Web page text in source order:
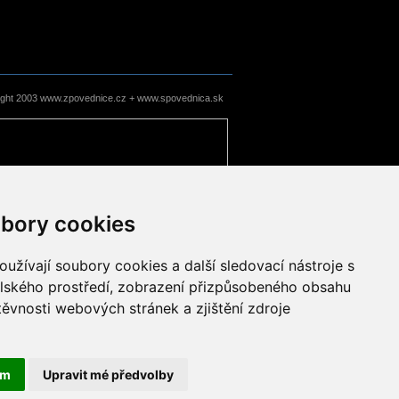
cookies
soubory cookies a další sledovací nástroje s
prostředí, zobrazení přizpůsobeného obsahu
webových stránek a zjištění zdroje
Upravit mé předvolby
2003 www.zpovednice.cz + www.spovednica.sk